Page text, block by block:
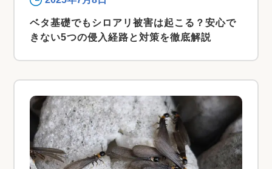
ベタ基礎でもシロアリ被害は起こる？安心で
きない5つの侵入経路と対策を徹底解説